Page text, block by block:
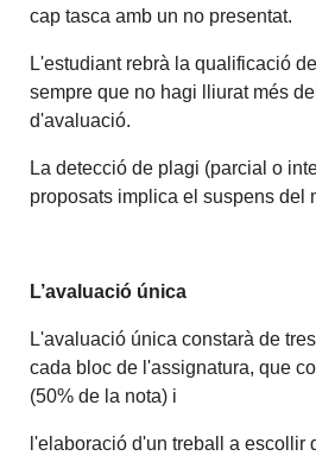
cap tasca amb un no presentat.
L'estudiant rebrà la qualificació
sempre que no hagi lliurat més
d'avaluació.
La detecció de plagi (parcial o
proposats implica el suspens del
L’avaluació única
L'avaluació única constarà de
cada bloc de l'assignatura, que
(50% de la nota) i
l'elaboració d'un treball a escollir